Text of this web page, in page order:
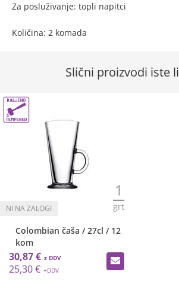
Za posluživanje: topli napitci
Količina: 2 komada
Slični proizvodi iste
1
grt
Colombian čaša / 27cl / 12
kom
30,87 €
25,30 €